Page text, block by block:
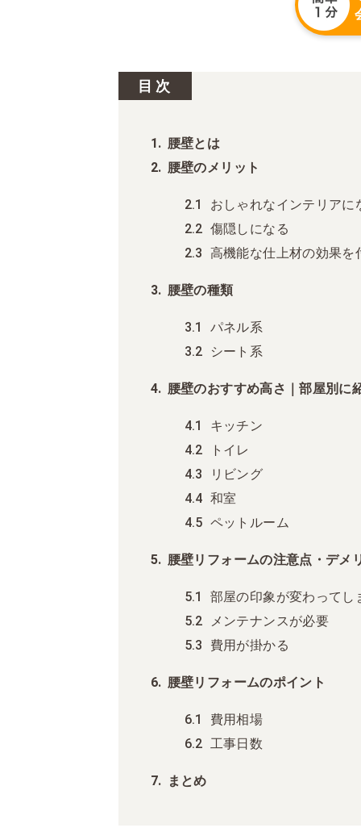
目次
腰壁とは
腰壁のメリット
おしゃれなインテリアに
傷隠しになる
高機能な仕上材の効果を
腰壁の種類
パネル系
シート系
腰壁のおすすめ高さ｜部屋別に
キッチン
トイレ
リビング
和室
ペットルーム
腰壁リフォームの注意点・デメ
部屋の印象が変わってし
メンテナンスが必要
費用が掛かる
腰壁リフォームのポイント
費用相場
工事日数
まとめ